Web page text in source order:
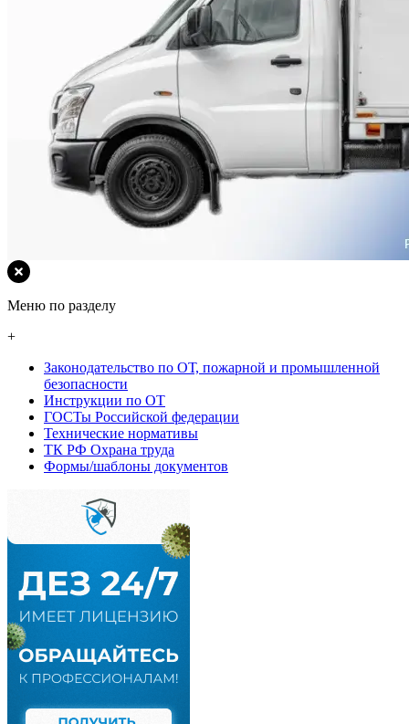
Меню по разделу
+
Законодательство по ОТ, пожарной и промышленной
безопасности
Инструкции по ОТ
ГОСТы Российской федерации
Технические нормативы
ТК РФ Охрана труда
Формы/шаблоны документов